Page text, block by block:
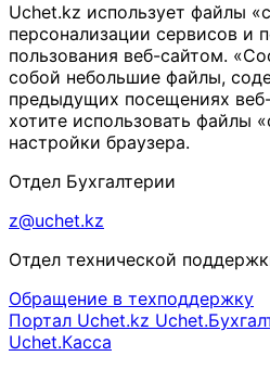
Uchet.kz использует файлы
персонализации сервисов и
пользования веб-сайтом.
собой небольшие файлы,
предыдущих посещениях
хотите использовать файлы
настройки браузера.
Отдел Бухгалтерии
z@uchet.kz
Отдел технической
Обращение в техподдержку
Портал Uchet.kz
Uchet.Касса